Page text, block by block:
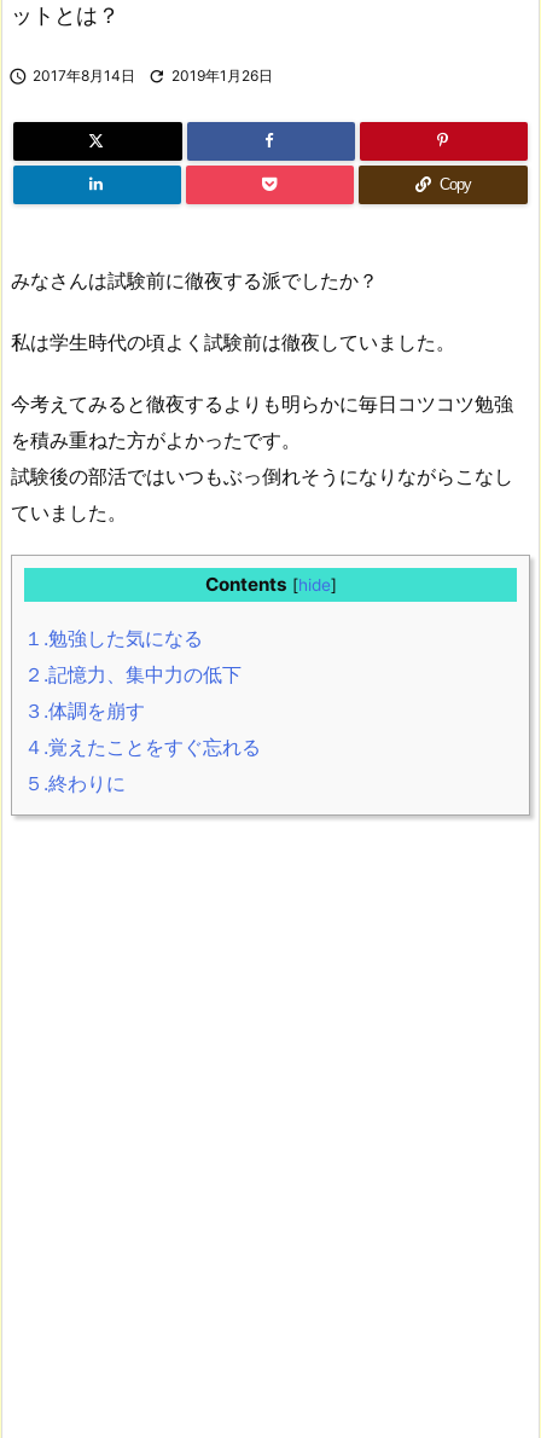
ットとは？
 2017年8月14日  2019年1月26日
Copy
みなさんは試験前に徹夜する派でしたか？
私は学生時代の頃よく試験前は徹夜していました。
今考えてみると徹夜するよりも明らかに毎日コツコツ勉強
を積み重ねた方がよかったです。
試験後の部活ではいつもぶっ倒れそうになりながらこなし
ていました。
Contents [hide]
１.勉強した気になる
２.記憶力、集中力の低下
３.体調を崩す
４.覚えたことをすぐ忘れる
５.終わりに